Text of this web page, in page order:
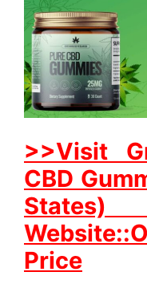
>>Visit
CBD
Price